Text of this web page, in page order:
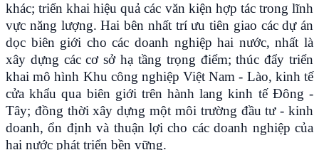
khác; triển khai hiệu quả các văn kiện hợp tác trong lĩnh
vực năng lượng. Hai bên nhất trí ưu tiên giao các dự án
dọc biên giới cho các doanh nghiệp hai nước, nhất là
xây dựng các cơ sở hạ tầng trọng điểm; thúc đẩy triển
khai mô hình Khu công nghiệp Việt Nam - Lào, kinh tế
cửa khẩu qua biên giới trên hành lang kinh tế Đông -
Tây; đồng thời xây dựng một môi trường đầu tư - kinh
doanh, ổn định và thuận lợi cho các doanh nghiệp của
hai nước phát triển bền vững.